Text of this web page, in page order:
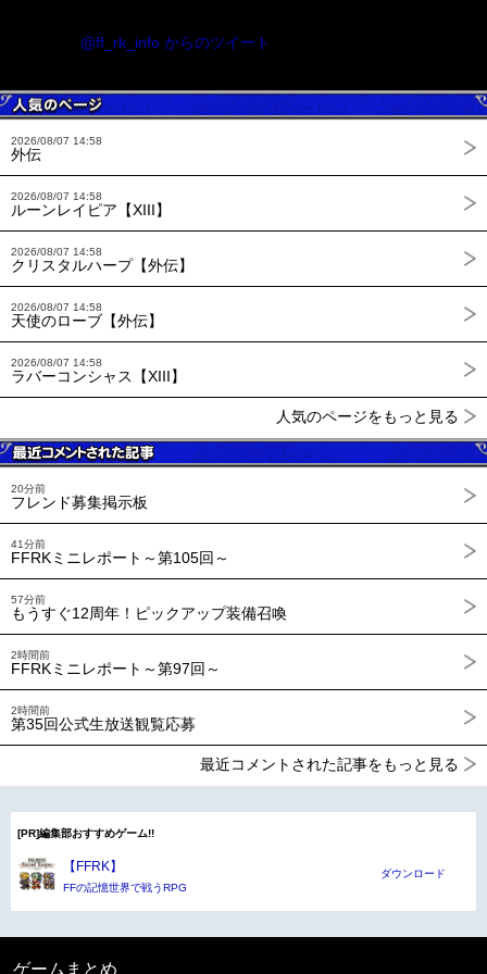
@ff_rk_info からのツイート
2026/08/07 14:58
外伝
2026/08/07 14:58
ルーンレイピア【XIII】
2026/08/07 14:58
クリスタルハープ【外伝】
2026/08/07 14:58
天使のローブ【外伝】
2026/08/07 14:58
ラバーコンシャス【XIII】
人気のページをもっと見る
20分前
フレンド募集掲示板
41分前
FFRKミニレポート～第105回～
57分前
もうすぐ12周年！ピックアップ装備召喚
2時間前
FFRKミニレポート～第97回～
2時間前
第35回公式生放送観覧応募
最近コメントされた記事をもっと見る
[PR]編集部おすすめゲーム!!
【FFRK】
FFの記憶世界で戦うRPG
ダウンロード
ゲームまとめ